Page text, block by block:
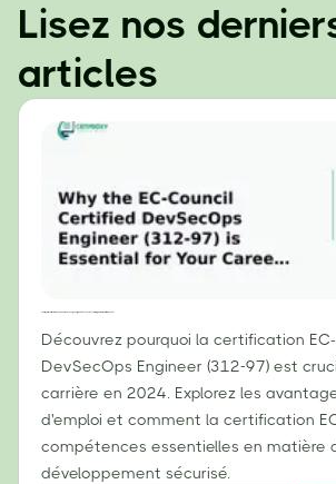
Lisez nos
articles
Découvrez pourquoi la certification
DevSecOps Engineer (312-97) est
carrière en 2024. Explorez les
d'emploi et comment la certification
compétences essentielles en matière
développement sécurisé.